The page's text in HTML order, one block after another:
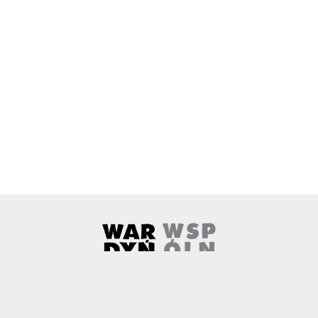
Wardyński i Wspólnicy